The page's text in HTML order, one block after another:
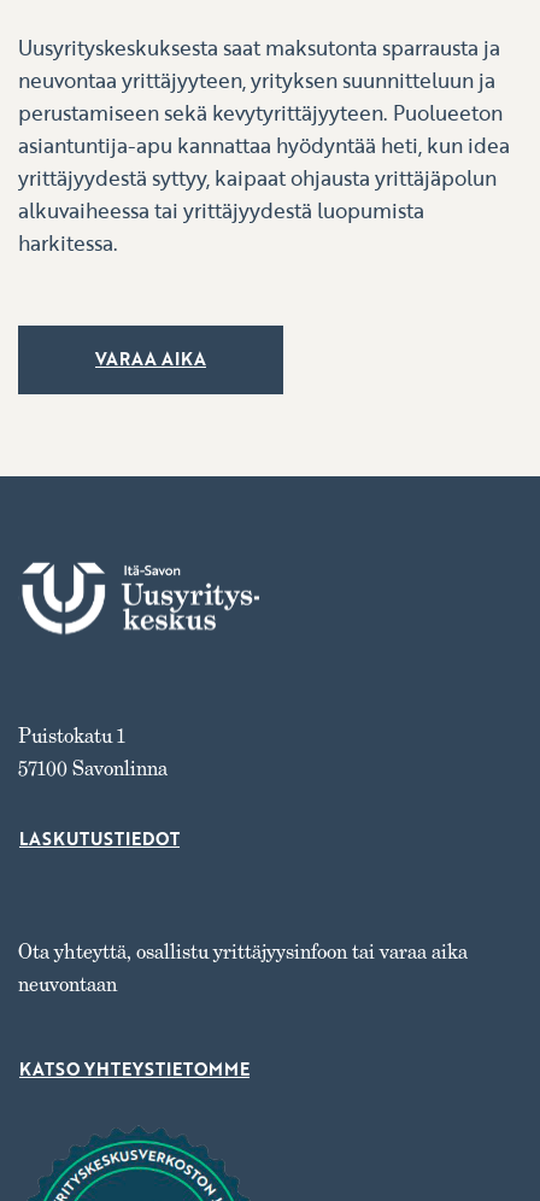
Uusyrityskeskuksesta saat maksutonta sparrausta ja
neuvontaa yrittäjyyteen, yrityksen suunnitteluun ja
perustamiseen sekä kevytyrittäjyyteen. Puolueeton
asiantuntija-apu kannattaa hyödyntää heti, kun idea
yrittäjyydestä syttyy, kaipaat ohjausta yrittäjäpolun
alkuvaiheessa tai yrittäjyydestä luopumista
harkitessa.
VARAA AIKA
Puistokatu 1
57100 Savonlinna
LASKUTUSTIEDOT
Ota yhteyttä, osallistu yrittäjyysinfoon tai varaa aika
neuvontaan
KATSO YHTEYSTIETOMME